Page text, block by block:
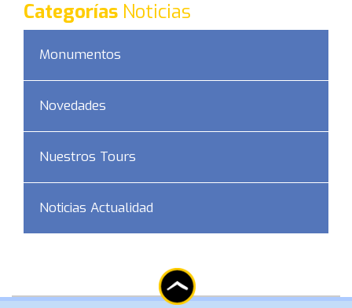
Categorías Noticias
Monumentos
Novedades
Nuestros Tours
Noticias Actualidad